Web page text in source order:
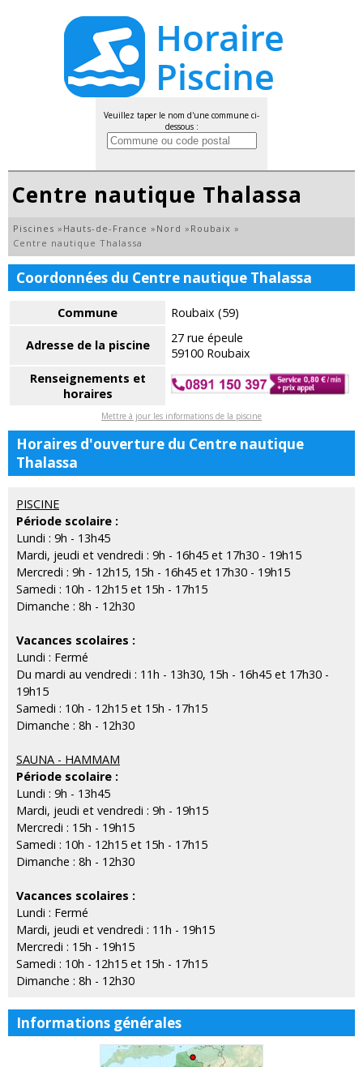
Veuillez taper le nom d'une commune ci-
dessous :
Centre nautique Thalassa
Piscines » Hauts-de-France » Nord » Roubaix »
Centre nautique Thalassa
Coordonnées du Centre nautique Thalassa
Commune Roubaix (59)
Adresse de la piscine
27 rue épeule
59100 Roubaix
Renseignements et
horaires
Mettre à jour les informations de la piscine
Horaires d'ouverture du Centre nautique
Thalassa
PISCINE
Période scolaire :
Lundi : 9h - 13h45
Mardi, jeudi et vendredi : 9h - 16h45 et 17h30 - 19h15
Mercredi : 9h - 12h15, 15h - 16h45 et 17h30 - 19h15
Samedi : 10h - 12h15 et 15h - 17h15
Dimanche : 8h - 12h30
Vacances scolaires :
Lundi : Fermé
Du mardi au vendredi : 11h - 13h30, 15h - 16h45 et 17h30 -
19h15
Samedi : 10h - 12h15 et 15h - 17h15
Dimanche : 8h - 12h30
SAUNA - HAMMAM
Période scolaire :
Lundi : 9h - 13h45
Mardi, jeudi et vendredi : 9h - 19h15
Mercredi : 15h - 19h15
Samedi : 10h - 12h15 et 15h - 17h15
Dimanche : 8h - 12h30
Vacances scolaires :
Lundi : Fermé
Mardi, jeudi et vendredi : 11h - 19h15
Mercredi : 15h - 19h15
Samedi : 10h - 12h15 et 15h - 17h15
Dimanche : 8h - 12h30
Informations générales